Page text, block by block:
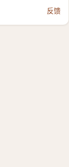
反馈